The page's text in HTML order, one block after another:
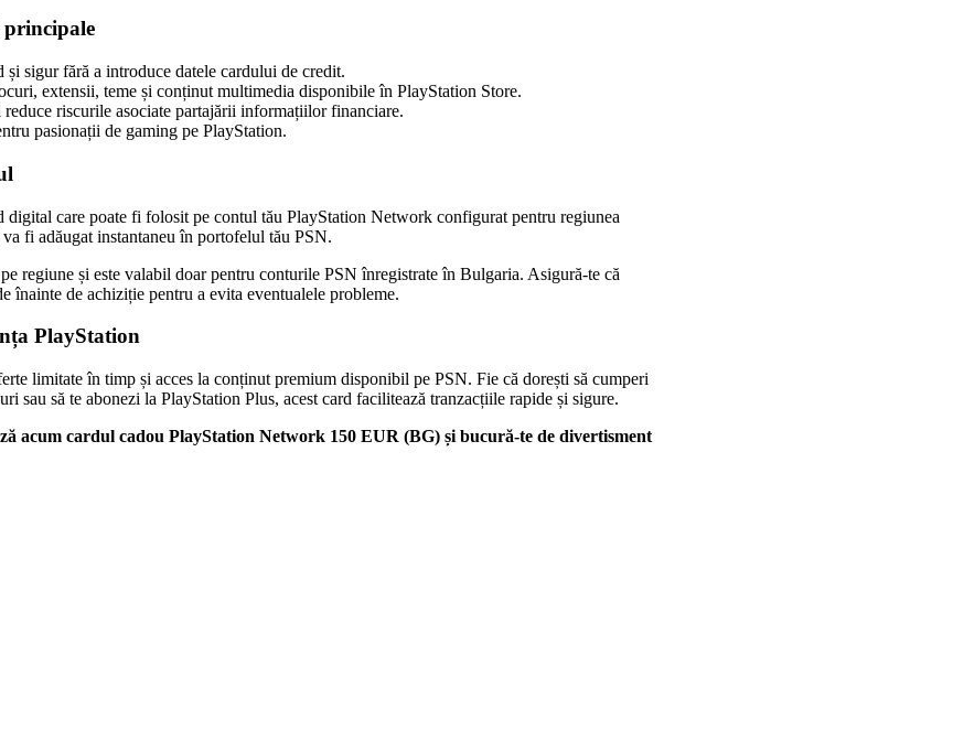
principale
și sigur fără a introduce datele cardului de credit.
extensii, teme și conținut multimedia disponibile în PlayStation Store.
riscurile asociate partajării informațiilor financiare.
pasionații de gaming pe PlayStation.
care poate fi folosit pe contul tău PlayStation Network configurat pentru regiunea
fi adăugat instantaneu în portofelul tău PSN.
regiune și este valabil doar pentru conturile PSN înregistrate în Bulgaria. Asigură-te că
înainte de achiziție pentru a evita eventualele probleme.
PlayStation
limitate în timp și acces la conținut premium disponibil pe PSN. Fie că dorești să cumperi
să te abonezi la PlayStation Plus, acest card facilitează tranzacțiile rapide și sigure.
acum cardul cadou PlayStation Network 150 EUR (BG) și bucură-te de divertisment